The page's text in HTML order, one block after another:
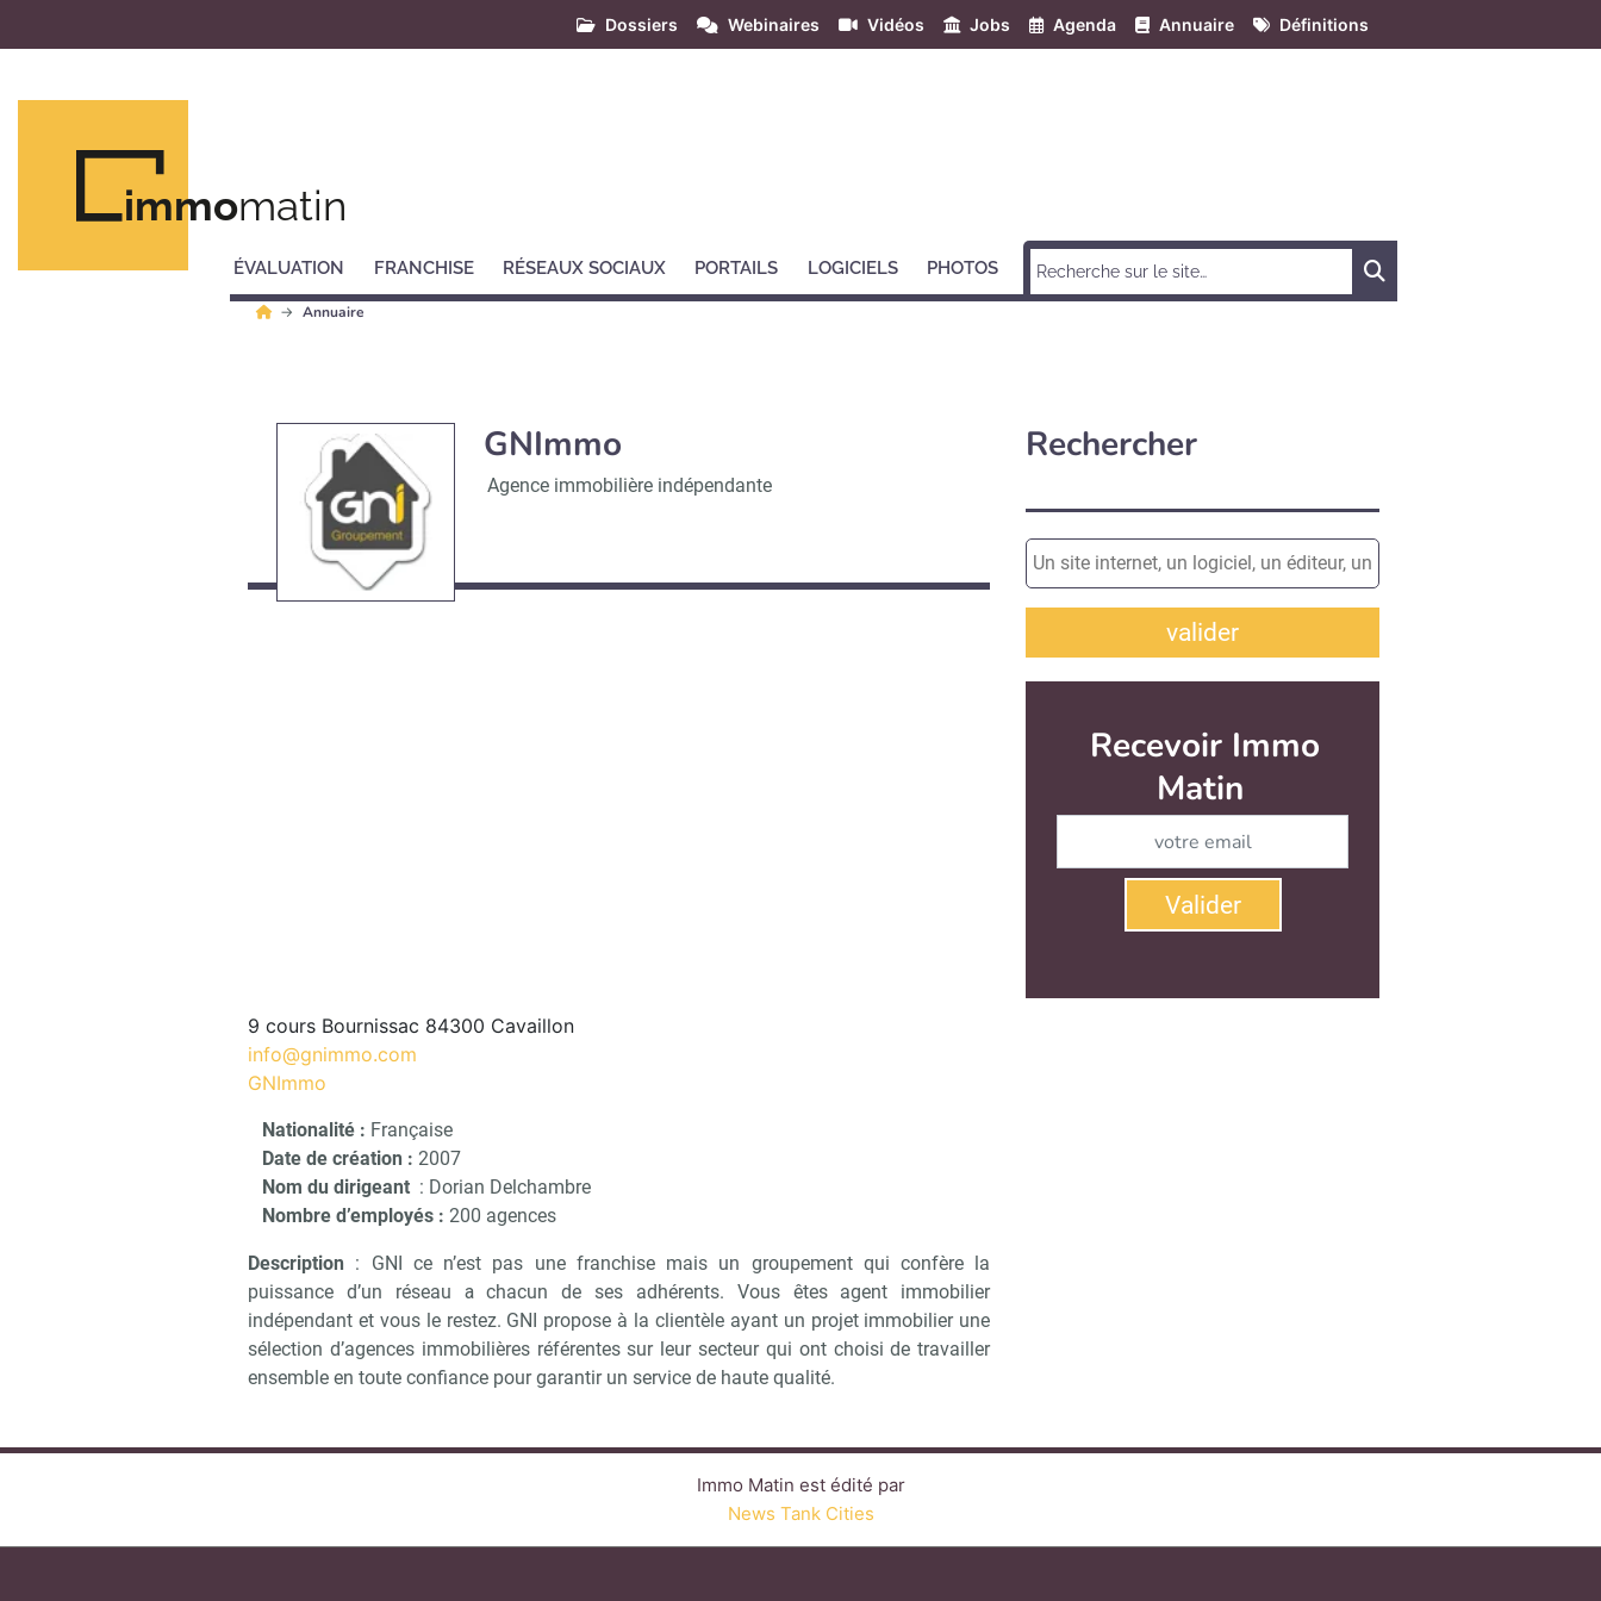
Dossiers Webinaires Vidéos Jobs Agenda Annuaire Définitions
immomatin
ÉVALUATION FRANCHISE RÉSEAUX SOCIAUX PORTAILS LOGICIELS PHOTOS
Annuaire
GNImmo
Agence immobilière indépendante
9 cours Bournissac 84300 Cavaillon
info@gnimmo.com
GNImmo
Nationalité : Française
Date de création : 2007
Nom du dirigeant : Dorian Delchambre
Nombre d’employés : 200 agences
Description : GNI ce n’est pas une franchise mais un groupement qui confère la
puissance d’un réseau а chacun de ses adhérents. Vous êtes agent immobilier
indépendant et vous le restez. GNI propose à la clientèle ayant un projet immobilier une
sélection d’agences immobilières référentes sur leur secteur qui ont choisi de travailler
ensemble en toute confiance pour garantir un service de haute qualité.
Rechercher
valider
Recevoir Immo
Matin
Valider
Immo Matin est édité par
News Tank Cities